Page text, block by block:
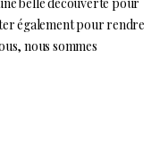
également pour rendre
nous sommes